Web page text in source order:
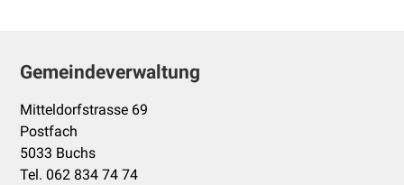
Footer
Gemeindeverwaltung
Mitteldorfstrasse 69
Postfach
5033 Buchs
Tel. 062 834 74 74